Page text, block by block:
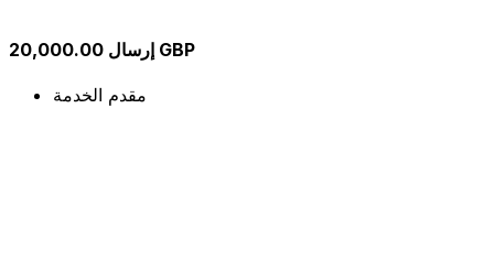
إرسال 20,000.00 GBP
مقدم الخدمة